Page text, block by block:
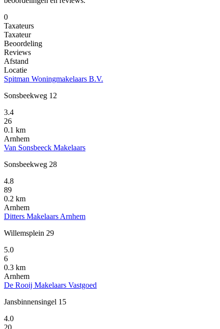
0
Taxateurs
Taxateur
Beoordeling
Reviews
Afstand
Locatie
Spitman Woningmakelaars B.V.
Sonsbeekweg 12
3.4
26
0.1 km
Arnhem
Van Sonsbeeck Makelaars
Sonsbeekweg 28
4.8
89
0.2 km
Arnhem
Ditters Makelaars Arnhem
Willemsplein 29
5.0
6
0.3 km
Arnhem
De Rooij Makelaars Vastgoed
Jansbinnensingel 15
4.0